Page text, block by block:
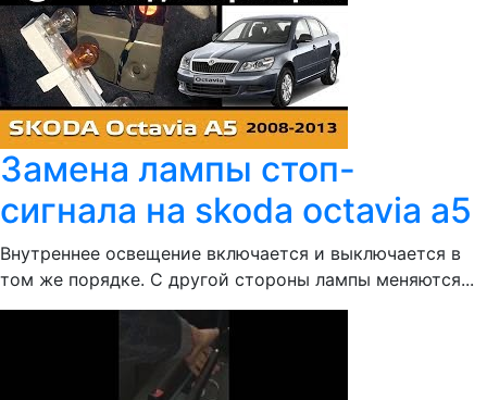
Замена лампы стоп-
сигнала на skoda octavia a5
Внутреннее освещение включается и выключается в
том же порядке. С другой стороны лампы меняются...